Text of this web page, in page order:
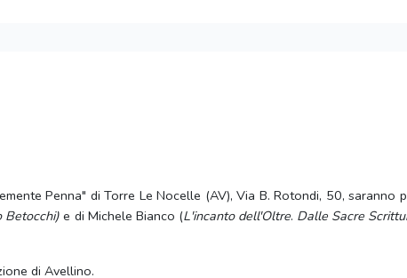
Penna" di Torre Le Nocelle (AV), Via B. Rotondi, 50, saranno
Betocchi)e di Michele Bianco (L'incanto dell'Oltre. Dalle Sacre
di Avellino.